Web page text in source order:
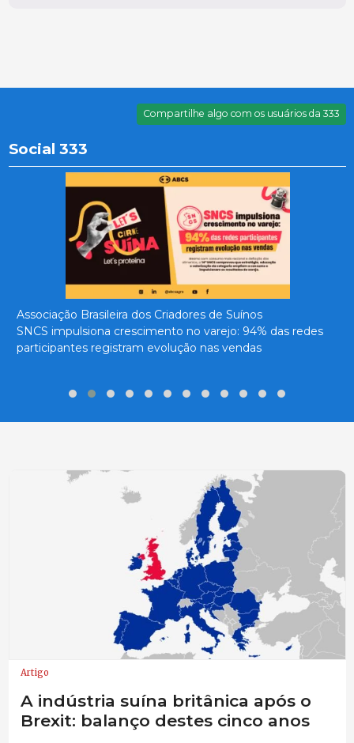
Compartilhe algo com os usuários da 333
Social 333
Associação Brasileira dos Criadores de Suínos
SNCS impulsiona crescimento no varejo: 94% das redes
participantes registram evolução nas vendas
Artigo
A indústria suína britânica após o
Brexit: balanço destes cinco anos